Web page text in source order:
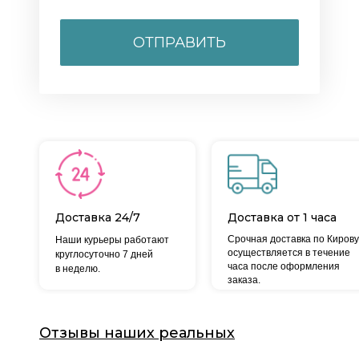
ОТПРАВИТЬ
Доставка 24/7
Срочная доставка по Кирову
осуществляется в течение
часа после оформления
заказа.
Наши курьеры работают
круглосуточно 7 дней
в неделю.
Доставка от 1 часа
Отзывы наших реальных